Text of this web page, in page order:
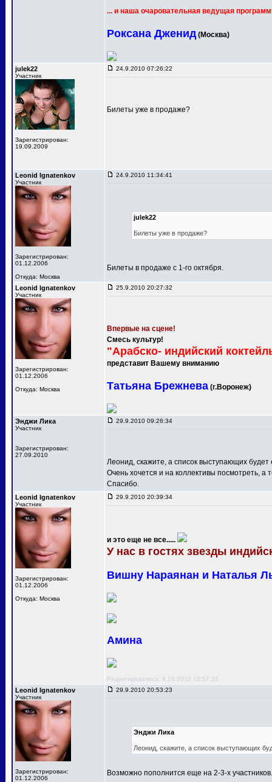
... и наша очаровательная ведущая
Роксана Дженид (Москва)
julek22
Участник
Зарегистрирован:
19.09.2009
24.9.2010 07:26:22
Билеты уже в продаже?
Leonid Ignatenkov
Участник
Зарегистрирован:
01.12.2006
Откуда: Москва
24.9.2010 11:34:41
julek22
Билеты уже в продаже?
Билеты в продаже с 1-го октября.
Leonid Ignatenkov
Участник
Зарегистрирован:
01.12.2006
Откуда: Москва
25.9.2010 20:27:32
Впервые на сцене!
Смесь культур!
"Арабско- индийский
представит Вашему вниманию
Татьяна Брежнева (г.Воронеж)
Энджи Лика
Участник
Зарегистрирован:
27.09.2010
29.9.2010 09:26:34
Леонид, скажите, а список выступающих
Очень хочется и на коллективы посмотреть, а
Спасибо.
Leonid Ignatenkov
Участник
Зарегистрирован:
01.12.2006
Откуда: Москва
29.9.2010 20:39:34
и это еще не все.....
У нас в гостях звезды
Вишну Нараянан и Наталья
Амина
Редактировалось: 8.10.2010 12:57:35
Leonid Ignatenkov
Участник
Зарегистрирован:
01.12.2006
29.9.2010 20:53:23
Энджи Лика
Леонид, скажите, а список выступающих
Возможно пополнится еще на 2-3-х